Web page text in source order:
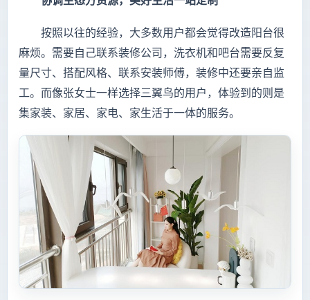
按照以往的经验，大多数用户都会觉得改造阳台很
麻烦。需要自己联系装修公司，洗衣机和吧台需要反复
量尺寸、搭配风格、联系安装师傅，装修中还要亲自监
工。而像张女士一样选择三翼鸟的用户，体验到的则是
集家装、家居、家电、家生活于一体的服务。